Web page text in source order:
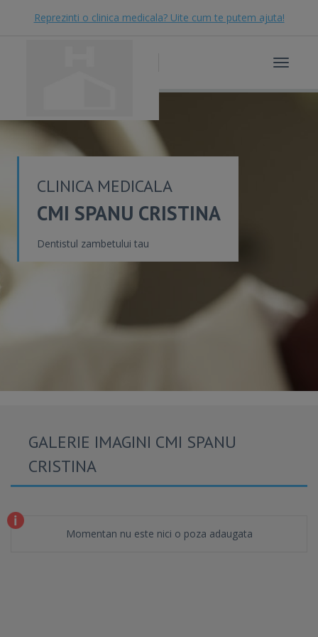
Reprezinti o clinica medicala? Uite cum te putem ajuta!
Toggle
CLINICA MEDICALA
CMI SPANU CRISTINA
Dentistul zambetului tau
GALERIE IMAGINI CMI SPANU
CRISTINA
Momentan nu este nici o poza adaugata